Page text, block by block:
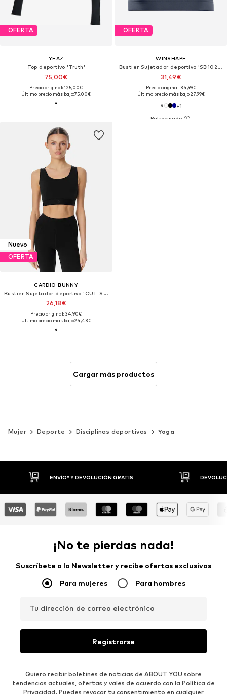
OFERTA
YEAZ
Top deportivo 'Truth'
75,00€
Precio original: 125,00€
Último precio más bajo:75,00€
OFERTA
WINSHAPE
Bustier Sujetador deportivo 'SB102C'
31,49€
Precio original: 34,99€
Último precio más bajo:27,99€
+1
Nuevo
OFERTA
CARDIO BUNNY
Bustier Sujetador deportivo 'CUT SCULPT'
26,18€
Precio original: 34,90€
Último precio más bajo:24,43€
Cargar más productos
Mujer Deporte Disciplinas deportivas Yoga
DEVOLUCIONES HASTA 30 DÍAS
¡No te pierdas nada!
Suscríbete a la Newsletter y recibe ofertas exclusivas
Para mujeres Para hombres
Tu dirección de correo electrónico
Registrarse
Quiero recibir boletines de noticias de ABOUT YOU sobre
tendencias actuales, ofertas y vales de acuerdo con la Política de
Privacidad. Puedes revocar tu consentimiento en cualquier